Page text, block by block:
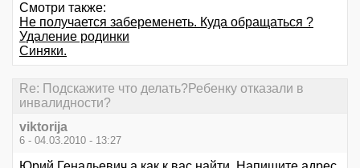
Смотри также:
Не получается забеременеть. Куда обращаться ?
Удаление родинки
Синяки.
Re: Подскажите что делать?Ребенку отказали в
инвалидности?
viktorija
6 - 04.03.2010 - 13:27